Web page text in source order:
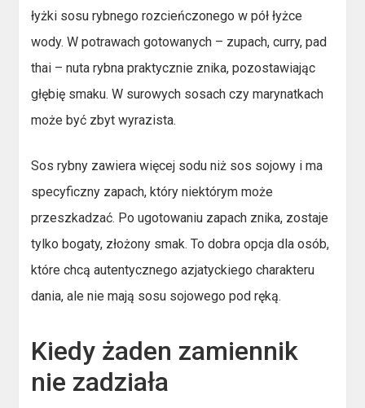
łyżki sosu rybnego rozcieńczonego w pół łyżce
wody. W potrawach gotowanych – zupach, curry, pad
thai – nuta rybna praktycznie znika, pozostawiając
głębię smaku. W surowych sosach czy marynatkach
może być zbyt wyrazista.
Sos rybny zawiera więcej sodu niż sos sojowy i ma
specyficzny zapach, który niektórym może
przeszkadzać. Po ugotowaniu zapach znika, zostaje
tylko bogaty, złożony smak. To dobra opcja dla osób,
które chcą autentycznego azjatyckiego charakteru
dania, ale nie mają sosu sojowego pod ręką.
Kiedy żaden zamiennik
nie zadziała